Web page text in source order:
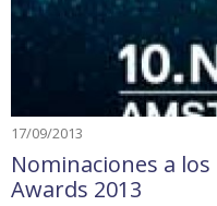
17/09/2013
Nominaciones a
Awards 2013